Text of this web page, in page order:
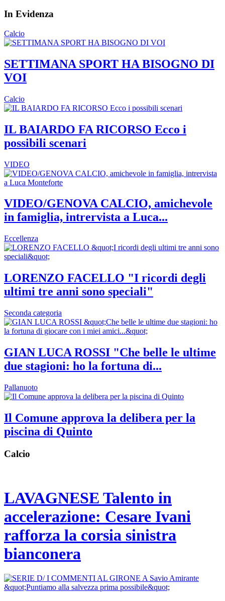
In Evidenza
Calcio
SETTIMANA SPORT HA BISOGNO DI
VOI
Calcio
IL BAIARDO FA RICORSO Ecco i
possibili scenari
VIDEO
VIDEO/GENOVA CALCIO, amichevole
in famiglia, intrervista a Luca...
Eccellenza
LORENZO FACELLO "I ricordi degli
ultimi tre anni sono speciali"
Seconda categoria
GIAN LUCA ROSSI "Che belle le ultime
due stagioni: ho la fortuna di...
Pallanuoto
Il Comune approva la delibera per la
piscina di Quinto
Calcio
LAVAGNESE Talento in
accelerazione: Cesare Ivani
rafforza la corsia sinistra
bianconera